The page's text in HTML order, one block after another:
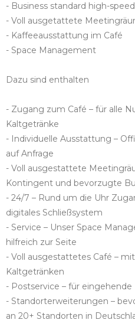
- Business standard high-
- Voll ausgetattete
- Kaffeeausstattung​ im Café
- Space Management​
Dazu sind enthalten
- Zugang zum Café – für alle
Kaltgetränke​
- Individuelle Ausstattung –
auf Anfrage​
- Voll ausgestattete
Kontingent und bevorzugte
- 24/7 – Rund um die Uhr
digitales Schließsystem​
- Service – Unser Space
hilfreich zur Seite​
- Voll ausgestattetes Café –
Kaltgetränken​
- Postservice – für
- Standorterweiterungen –
an 20+ Standorten in